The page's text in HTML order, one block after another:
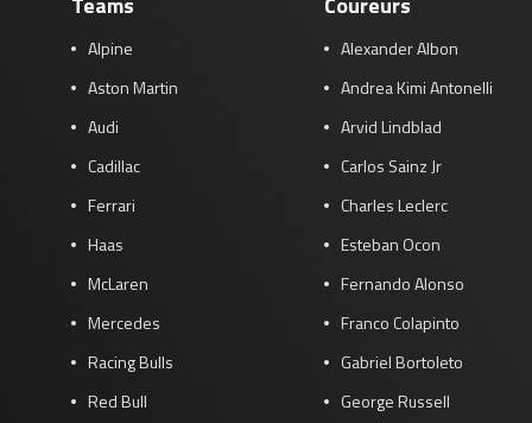
Kwalificatie
za 05:00 - 06:00
Kwalificatie
Race
zo 17:00 - 19:00
GP ABU DHABI 2026 04 - 06 dec
Kwalificatie
za 15:00 - 16:00
Race
zo 14:00 - 16:00
Alpine
Aston Martin
Audi
Cadillac
Ferrari
Haas
McLaren
Mercedes
Racing Bulls
Red Bull
Alexander Albon
Andrea Kimi Antonelli
Arvid Lindblad
Carlos Sainz Jr
Charles Leclerc
Esteban Ocon
Fernando Alonso
Franco Colapinto
Gabriel Bortoleto
George Russell